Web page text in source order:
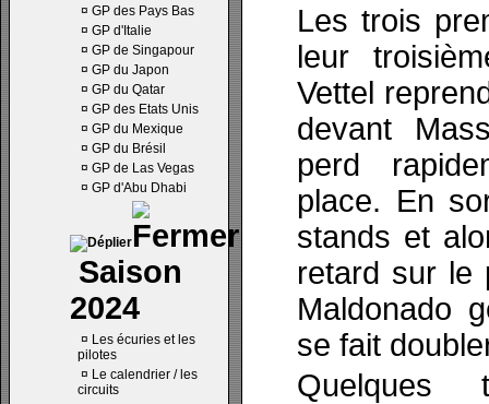
¤ GP des Pays Bas
¤ GP d'Italie
¤ GP de Singapour
¤ GP du Japon
¤ GP du Qatar
¤ GP des Etats Unis
¤ GP du Mexique
¤ GP du Brésil
¤ GP de Las Vegas
¤ GP d'Abu Dhabi
Saison
2024
¤ Les écuries et les
pilotes
¤ Le calendrier / les
circuits
Les trois
leur
Vettel
devant
perd
place. En
stands et
retard sur le
Maldonado
se fait